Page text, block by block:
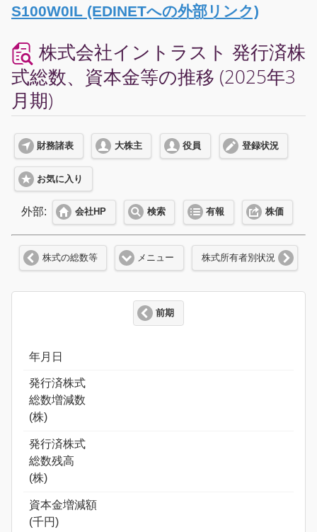
S100W0IL (EDINETへの外部リンク)
株式会社イントラスト 発行済株
式総数、資本金等の推移 (2025年3
月期)
財務諸表 大株主 役員 登録状況
お気に入り
外部: 会社HP 検索 有報 株価
株式の総数等 メニュー 株式所有者別状況
前期
年月日
発行済株式
総数増減数
(株)
発行済株式
総数残高
(株)
資本金増減額
(千円)